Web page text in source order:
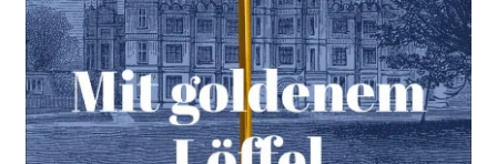
WEITERE VERLAGE
Search: